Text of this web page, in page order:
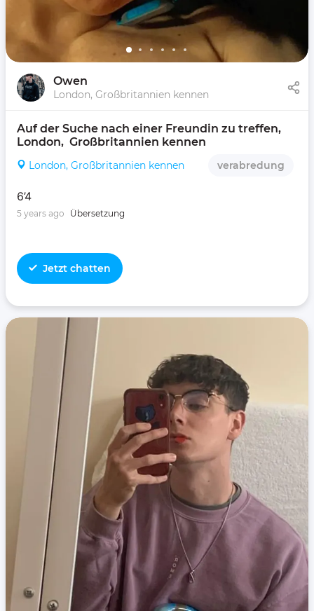
Owen
London, Großbritannien kennen
Auf der Suche nach einer Freundin zu treffen,
London,  Großbritannien kennen
London, Großbritannien kennen verabredung
6’4
5 years ago Übersetzung
Jetzt chatten